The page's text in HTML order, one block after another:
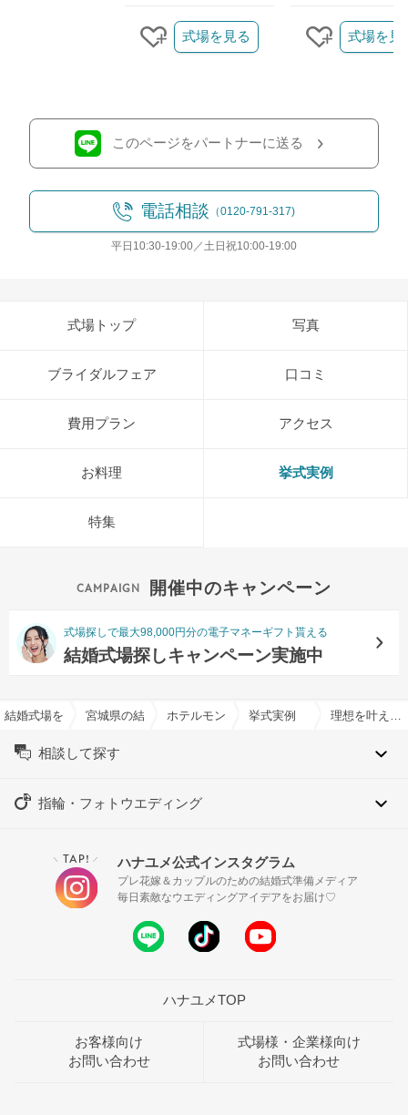
クリップする
式場を見る
クリップす
式場を見
このページをパートナーに送る
電話相談 （0120-791-317)
平日10:30-19:00／土日祝10:00-19:00
式場トップ 写真
ブライダルフェア 口コミ
費用プラン アクセス
お料理 挙式実例
特集
開催中のキャンペーン
式場探しで最大98,000円分の電子マネーギフト貰える
結婚式場探しキャンペーン実施中
結婚式場を探すならハナユメ
宮城県の結婚式場一覧ホテルモントレ仙台で結婚式
挙式実例
相談して探す
指輪・フォトウエディング
＼ TAP! ／ ハナユメ公式インスタグラム
プレ花嫁＆カップルのための結婚式準備メディア
毎日素敵なウエディングアイデアをお届け♡
ハナユメTOP
お客様向け
お問い合わせ
式場様・企業様向け
お問い合わせ